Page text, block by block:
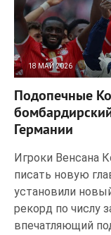
18 МАЙ 2026
Подопечные
Германии
Игроки Венсана
писать новую
установили
рекорд по числу
впечатляющий